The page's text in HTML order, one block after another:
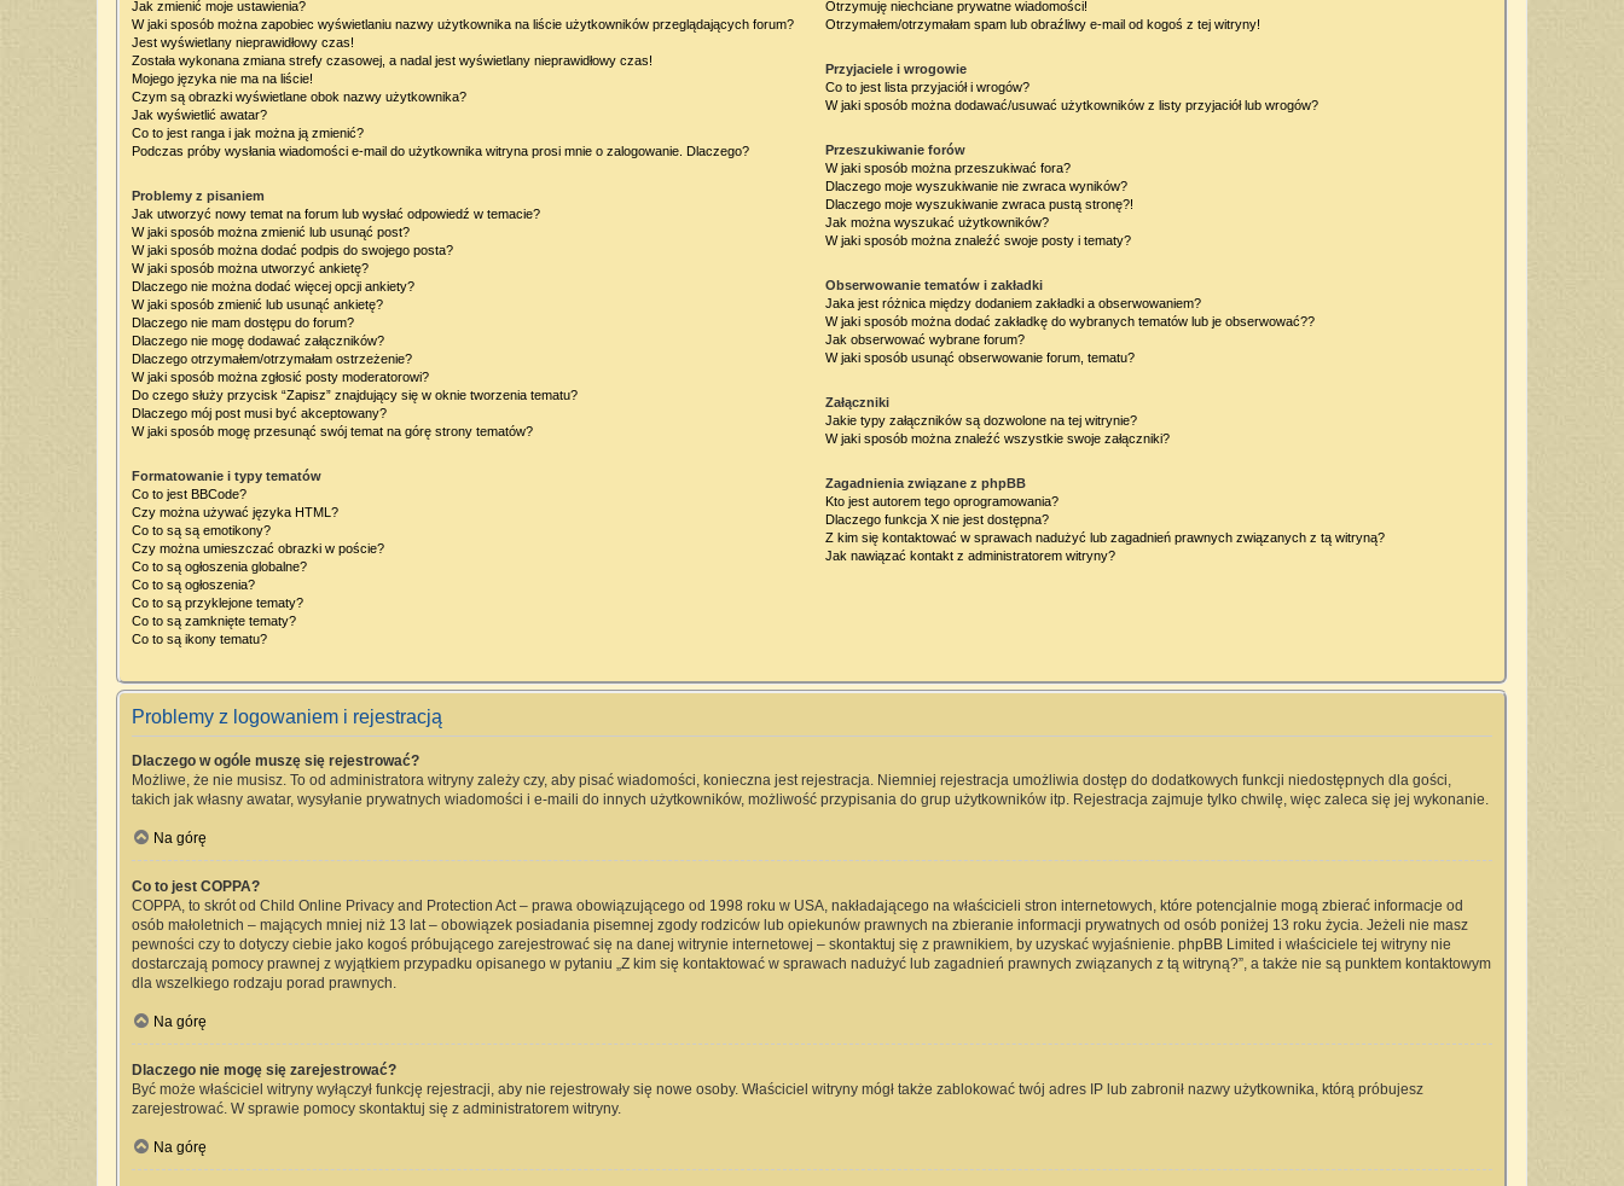
Jak zmienić moje ustawienia?
W jaki sposób można zapobiec wyświetlaniu nazwy użytkownika na liście użytkowników przeglądających forum?
Jest wyświetlany nieprawidłowy czas!
Została wykonana zmiana strefy czasowej, a nadal jest wyświetlany nieprawidłowy czas!
Mojego języka nie ma na liście!
Czym są obrazki wyświetlane obok nazwy użytkownika?
Jak wyświetlić awatar?
Co to jest ranga i jak można ją zmienić?
Podczas próby wysłania wiadomości e-mail do użytkownika witryna prosi mnie o zalogowanie. Dlaczego?
Problemy z pisaniem
Jak utworzyć nowy temat na forum lub wysłać odpowiedź w temacie?
W jaki sposób można zmienić lub usunąć post?
W jaki sposób można dodać podpis do swojego posta?
W jaki sposób można utworzyć ankietę?
Dlaczego nie można dodać więcej opcji ankiety?
W jaki sposób zmienić lub usunąć ankietę?
Dlaczego nie mam dostępu do forum?
Dlaczego nie mogę dodawać załączników?
Dlaczego otrzymałem/otrzymałam ostrzeżenie?
W jaki sposób można zgłosić posty moderatorowi?
Do czego służy przycisk “Zapisz” znajdujący się w oknie tworzenia tematu?
Dlaczego mój post musi być akceptowany?
W jaki sposób mogę przesunąć swój temat na górę strony tematów?
Formatowanie i typy tematów
Co to jest BBCode?
Czy można używać języka HTML?
Co to są są emotikony?
Czy można umieszczać obrazki w poście?
Co to są ogłoszenia globalne?
Co to są ogłoszenia?
Co to są przyklejone tematy?
Co to są zamknięte tematy?
Co to są ikony tematu?
Otrzymuję niechciane prywatne wiadomości!
Otrzymałem/otrzymałam spam lub obraźliwy e-mail od kogoś z tej witryny!
Przyjaciele i wrogowie
Co to jest lista przyjaciół i wrogów?
W jaki sposób można dodawać/usuwać użytkowników z listy przyjaciół lub wrogów?
Przeszukiwanie forów
W jaki sposób można przeszukiwać fora?
Dlaczego moje wyszukiwanie nie zwraca wyników?
Dlaczego moje wyszukiwanie zwraca pustą stronę?!
Jak można wyszukać użytkowników?
W jaki sposób można znaleźć swoje posty i tematy?
Obserwowanie tematów i zakładki
Jaka jest różnica między dodaniem zakładki a obserwowaniem?
W jaki sposób można dodać zakładkę do wybranych tematów lub je obserwować??
Jak obserwować wybrane forum?
W jaki sposób usunąć obserwowanie forum, tematu?
Załączniki
Jakie typy załączników są dozwolone na tej witrynie?
W jaki sposób można znaleźć wszystkie swoje załączniki?
Zagadnienia związane z phpBB
Kto jest autorem tego oprogramowania?
Dlaczego funkcja X nie jest dostępna?
Z kim się kontaktować w sprawach nadużyć lub zagadnień prawnych związanych z tą witryną?
Jak nawiązać kontakt z administratorem witryny?
Problemy z logowaniem i rejestracją
Dlaczego w ogóle muszę się rejestrować?
Możliwe, że nie musisz. To od administratora witryny zależy czy, aby pisać wiadomości, konieczna jest rejestracja. Niemniej rejestracja umożliwia dostęp do dodatkowych funkcji niedostępnych dla gości,
takich jak własny awatar, wysyłanie prywatnych wiadomości i e-maili do innych użytkowników, możliwość przypisania do grup użytkowników itp. Rejestracja zajmuje tylko chwilę, więc zaleca się jej wykonanie.
Na górę
Co to jest COPPA?
COPPA, to skrót od Child Online Privacy and Protection Act – prawa obowiązującego od 1998 roku w USA, nakładającego na właścicieli stron internetowych, które potencjalnie mogą zbierać informacje od
osób małoletnich – mających mniej niż 13 lat – obowiązek posiadania pisemnej zgody rodziców lub opiekunów prawnych na zbieranie informacji prywatnych od osób poniżej 13 roku życia. Jeżeli nie masz
pewności czy to dotyczy ciebie jako kogoś próbującego zarejestrować się na danej witrynie internetowej – skontaktuj się z prawnikiem, by uzyskać wyjaśnienie. phpBB Limited i właściciele tej witryny nie
dostarczają pomocy prawnej z wyjątkiem przypadku opisanego w pytaniu „Z kim się kontaktować w sprawach nadużyć lub zagadnień prawnych związanych z tą witryną?”, a także nie są punktem kontaktowym
dla wszelkiego rodzaju porad prawnych.
Na górę
Dlaczego nie mogę się zarejestrować?
Być może właściciel witryny wyłączył funkcję rejestracji, aby nie rejestrowały się nowe osoby. Właściciel witryny mógł także zablokować twój adres IP lub zabronił nazwy użytkownika, którą próbujesz
zarejestrować. W sprawie pomocy skontaktuj się z administratorem witryny.
Na górę